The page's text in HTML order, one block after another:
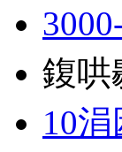
鍑
10